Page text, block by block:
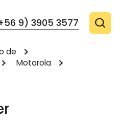
9) 3905 3577
de
Motorola